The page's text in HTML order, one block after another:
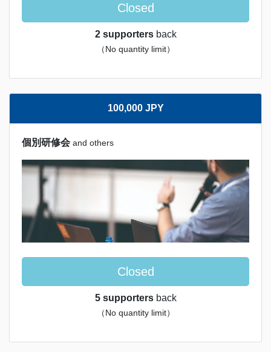
Closed
2 supporters back
（No quantity limit）
100,000 JPY
個別研修会 and others
Closed
5 supporters back
（No quantity limit）